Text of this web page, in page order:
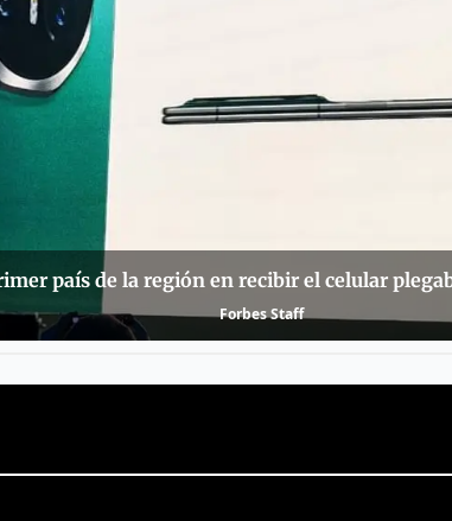
país de la región en recibir el celular
Forbes Staff